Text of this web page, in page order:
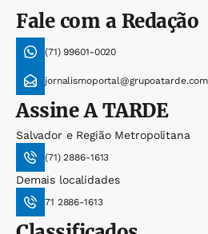
Fale com a Redação
(71) 99601-0020
AssineA TARDE
Salvador e Região Metropolitana
(71) 2886-1613
Demais localidades
71 2886-1613